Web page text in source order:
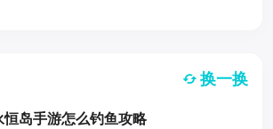
换一换
恒岛手游怎么钓鱼攻略